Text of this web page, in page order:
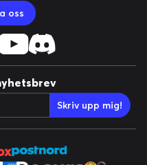
oss
Skriv upp mig!